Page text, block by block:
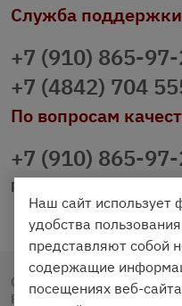
Служба поддержки
+7 (910) 865-
+7 (4842) 704
По вопросам
+7 (910) 865-
prazdnichniy40@palmi.ru
Copyright © 2020 - 2026.
Разработка и продвижение
Наш сайт использует
удобства
представляют собой
содержащие
посещениях веб-